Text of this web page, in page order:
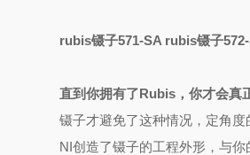
rubis镊子571-SA rubis镊子
直到你拥有了Rubis，你才会真
镊子才避免了这种情况，定角
NI创造了镊子的工程外形，与你